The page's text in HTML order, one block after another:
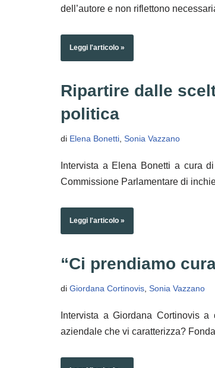
dell’autore e non riflettono
Leggi l'articolo »
Ripartire dalle
politica
di Elena Bonetti Sonia Vazzano
Intervista a Elena Bonetti a cura
Commissione Parlamentare di
Leggi l'articolo »
“Ci prendiamo
di Giordana Cortinovis Sonia Vazzano
Intervista a Giordana Cortinovis
aziendale che vi caratterizza?